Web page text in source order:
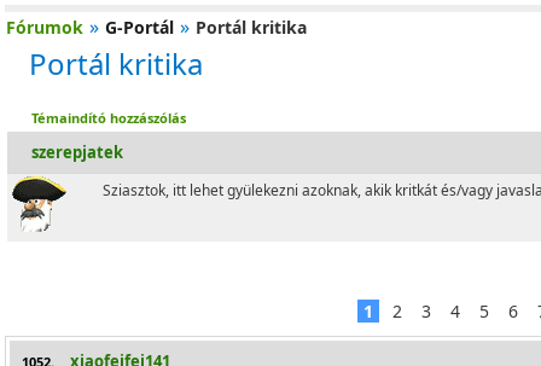
Fórumok » G-Portál » Portál kritika
Portál kritika
Témaindító hozzászólás
szerepjatek
Sziasztok, itt lehet gyülekezni azoknak, akik kritkát és/vagy
1 2 3 4 5 6
1052. xiaofeifei141